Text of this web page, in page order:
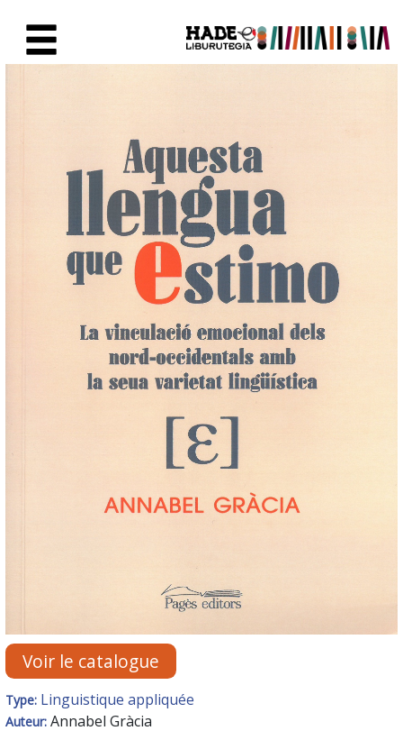
Fiche de Nouveaux Livres -
Voir le catalogue
Type: Linguistique appliquée
Auteur: Annabel Gràcia